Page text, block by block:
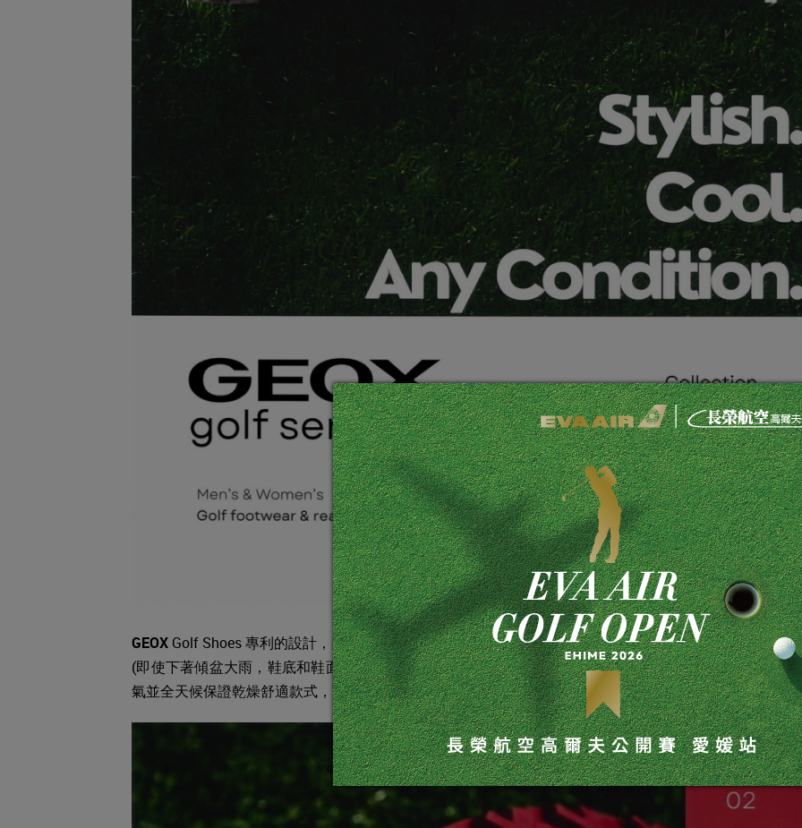
GEOX Golf Shoes 專利的設計，專利透氣 (透過防水薄膜促進熱能調解，同時保持腳步溫暖和乾燥)；終極
(即使下著傾盆大雨，鞋底和鞋面的防水薄膜設計，腳部都能保持高燥)；無與倫比的舒適 (設計以抵禦惡
氣並全天候保證乾燥舒適款式，而且可以完美妳的造型)。